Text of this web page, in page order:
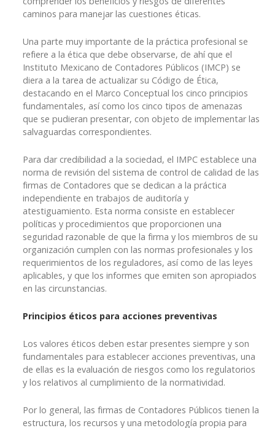
caminos para manejar las cuestiones éticas.
Una parte muy importante de la práctica profesional se
refiere a la ética que debe observarse, de ahí que el
Instituto Mexicano de Contadores Públicos (IMCP) se
diera a la tarea de actualizar su Código de Ética,
destacando en el Marco Conceptual los cinco principios
fundamentales, así como los cinco tipos de amenazas
que se pudieran presentar, con objeto de implementar las
salvaguardas correspondientes.
Para dar credibilidad a la sociedad, el IMPC establece una
norma de revisión del sistema de control de calidad de las
firmas de Contadores que se dedican a la práctica
independiente en trabajos de auditoría y
atestiguamiento. Esta norma consiste en establecer
políticas y procedimientos que proporcionen una
seguridad razonable de que la firma y los miembros de su
organización cumplen con las normas profesionales y los
requerimientos de los reguladores, así como de las leyes
aplicables, y que los informes que emiten son apropiados
en las circunstancias.
Principios éticos para acciones preventivas
Los valores éticos deben estar presentes siempre y son
fundamentales para establecer acciones preventivas, una
de ellas es la evaluación de riesgos como los regulatorios
y los relativos al cumplimiento de la normatividad.
Por lo general, las firmas de Contadores Públicos tienen la
estructura, los recursos y una metodología propia para